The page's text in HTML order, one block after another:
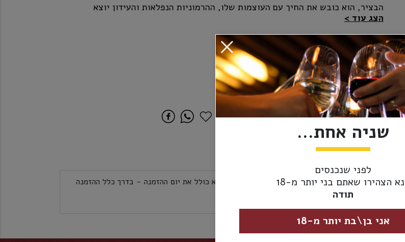
הבציר, הוא כובש את החיך עם העוצמות שלו, ההרמוניות הנפלאות והעידון יוצא
הדופן. לגבינות מתיישנות, לבשר ציד ובשר אדום 'גדול', לצלי משובח ולמי
שאוהבים באמת.
הצג עוד
כמות: - +
₪295.00
הוסף לסל
אספקת משלוחים לכל אזורי הארץ 5 ימי עסקים לא כולל את יום ההזמנה - בדרך כלל ההזמנה
מגיע מוקדם יותר.
שניה אחת...
לפני שנכנסים
הצהירו שאתם בני יותר מ-18
תודה
אני בן\בת יותר מ-18